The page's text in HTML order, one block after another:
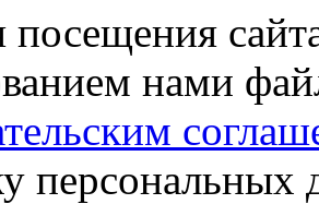
нами
персональных